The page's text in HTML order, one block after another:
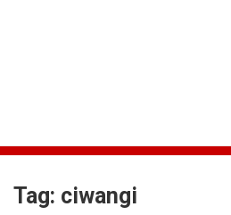
Tag: ciwangi